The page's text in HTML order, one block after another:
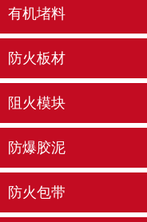
有机堵料
防火板材
阻火模块
防爆胶泥
防火包带